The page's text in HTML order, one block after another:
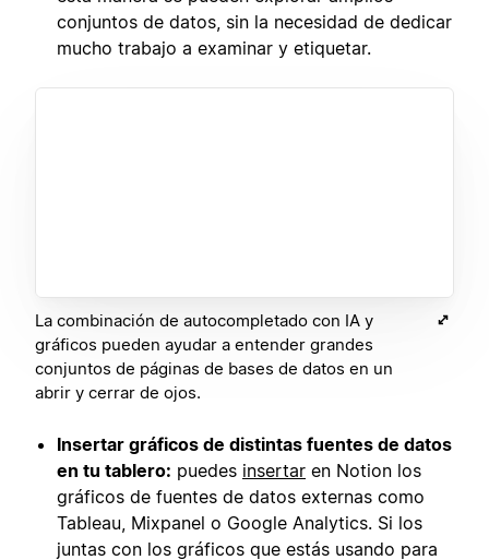
conjuntos de datos, sin la necesidad de dedicar
mucho trabajo a examinar y etiquetar.
La combinación de autocompletado con IA y
gráficos pueden ayudar a entender grandes
conjuntos de páginas de bases de datos en un
abrir y cerrar de ojos.
Insertar gráficos de distintas fuentes de datos
en tu tablero: puedes insertar en Notion los
gráficos de fuentes de datos externas como
Tableau, Mixpanel o Google Analytics. Si los
juntas con los gráficos que estás usando para